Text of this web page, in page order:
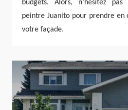
budgets. Alors, n’hésitez
peintre Juanito pour prendre en
votre façade.